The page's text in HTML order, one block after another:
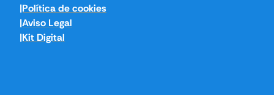
|Política de cookies
|Aviso Legal
|Kit Digital